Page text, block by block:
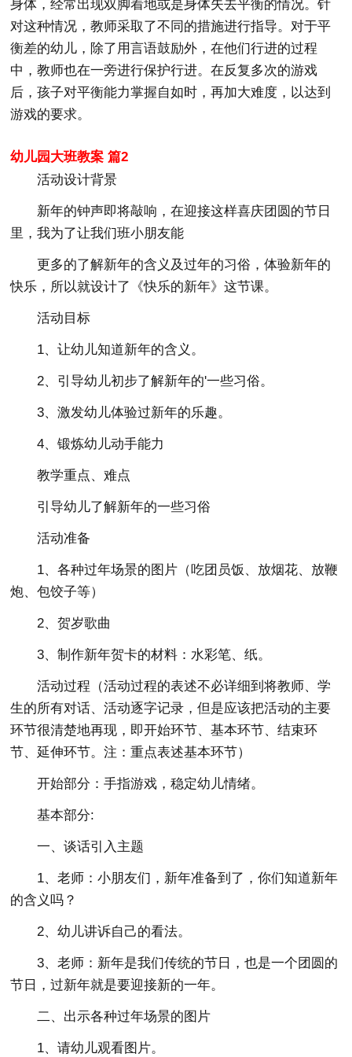
身体，经常出现双脚着地或是身体失去平衡的情况。针
对这种情况，教师采取了不同的措施进行指导。对于平
衡差的幼儿，除了用言语鼓励外，在他们行进的过程
中，教师也在一旁进行保护行进。在反复多次的游戏
后，孩子对平衡能力掌握自如时，再加大难度，以达到
游戏的要求。
幼儿园大班教案 篇2
活动设计背景
新年的钟声即将敲响，在迎接这样喜庆团圆的节日
里，我为了让我们班小朋友能
更多的了解新年的含义及过年的习俗，体验新年的
快乐，所以就设计了《快乐的新年》这节课。
活动目标
1、让幼儿知道新年的含义。
2、引导幼儿初步了解新年的'一些习俗。
3、激发幼儿体验过新年的乐趣。
4、锻炼幼儿动手能力
教学重点、难点
引导幼儿了解新年的一些习俗
活动准备
1、各种过年场景的图片（吃团员饭、放烟花、放鞭
炮、包饺子等）
2、贺岁歌曲
3、制作新年贺卡的材料：水彩笔、纸。
活动过程（活动过程的表述不必详细到将教师、学
生的所有对话、活动逐字记录，但是应该把活动的主要
环节很清楚地再现，即开始环节、基本环节、结束环
节、延伸环节。注：重点表述基本环节）
开始部分：手指游戏，稳定幼儿情绪。
基本部分:
一、谈话引入主题
1、老师：小朋友们，新年准备到了，你们知道新年
的含义吗？
2、幼儿讲诉自己的看法。
3、老师：新年是我们传统的节日，也是一个团圆的
节日，过新年就是要迎接新的一年。
二、出示各种过年场景的图片
1、请幼儿观看图片。